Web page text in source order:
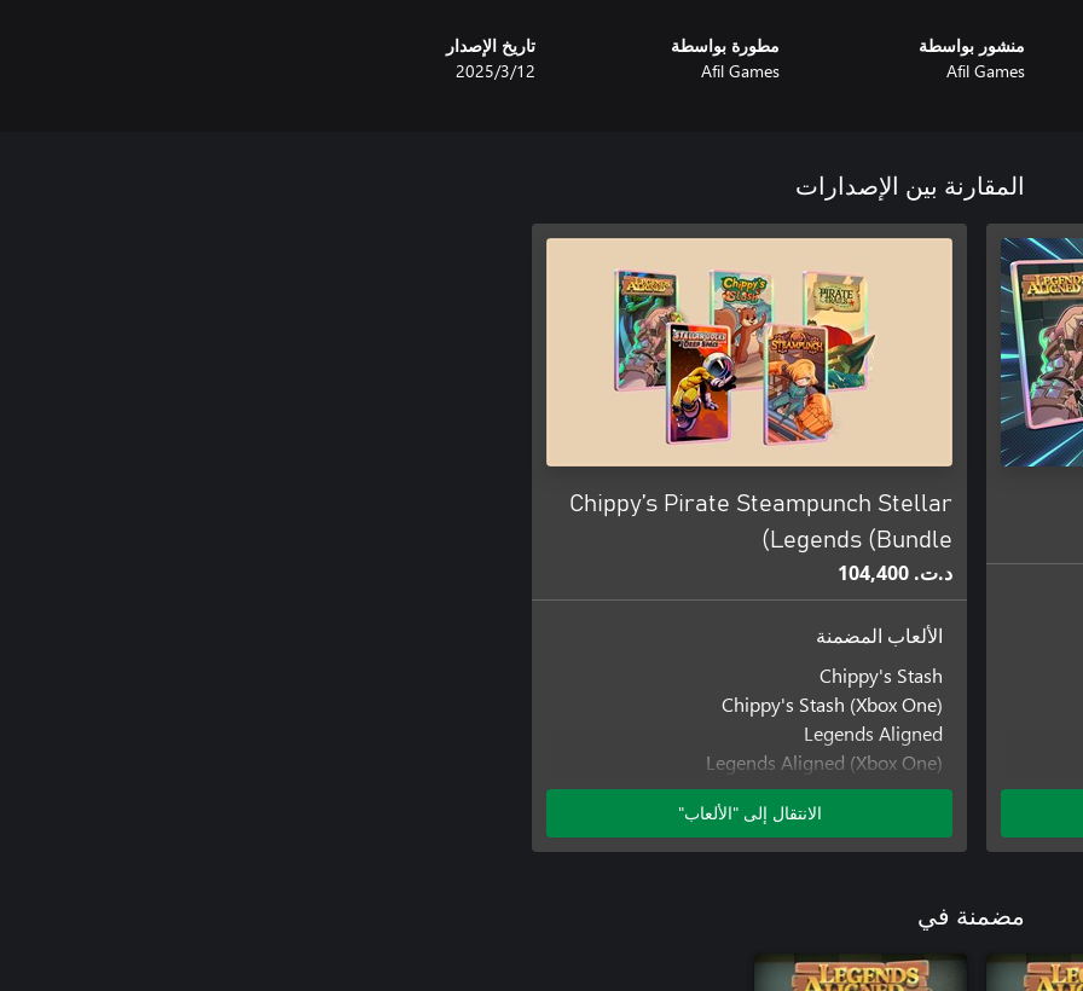
منشور بواسطة
Afil Games
مطورة بواسطة
Afil Games
تاريخ الإصدار
12‏/3‏/2025
المقارنة بين الإصدارات
Chippy’s Pirate Steampunch Stellar
Legends (Bundle)
د.ت.‏ 104,400
الألعاب المضمنة
Chippy's Stash
Chippy's Stash (Xbox One)
Legends Aligned
Legends Aligned (Xbox One)
Pirate Trails
Pirate Trails (Windows)
Pirate Trails (Xbox One)
Steampunch (Windows)
Steampunch (Xbox One)
Stellar Docks: Deep Space
الانتقال إلى "الألعاب"
مضمنة في